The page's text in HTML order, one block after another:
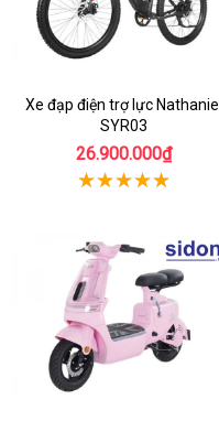
Xe đạp điện trợ lực Nathaniel
SYR03
26.900.000₫